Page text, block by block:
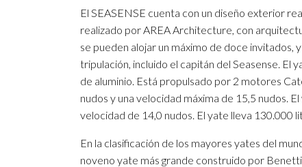
El SEASENSE cuenta con un diseño exterior
realizado por AREA Architecture, con
se pueden alojar un máximo de doce
tripulación, incluido el capitán del Seasense. El
de aluminio. Está propulsado por 2 motores
nudos y una velocidad máxima de 15,5 nudos.
velocidad de 14,0 nudos. El yate lleva 130.000
En la clasificación de los mayores yates del
noveno yate más grande construido por